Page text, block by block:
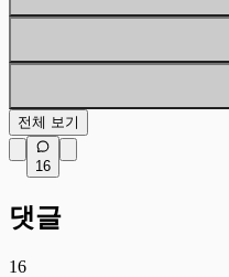
전체 보기
16
댓글
16